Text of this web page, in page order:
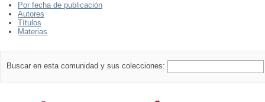
Por fecha de publicación
Autores
Títulos
Materias
Buscar en esta comunidad y sus colecciones: